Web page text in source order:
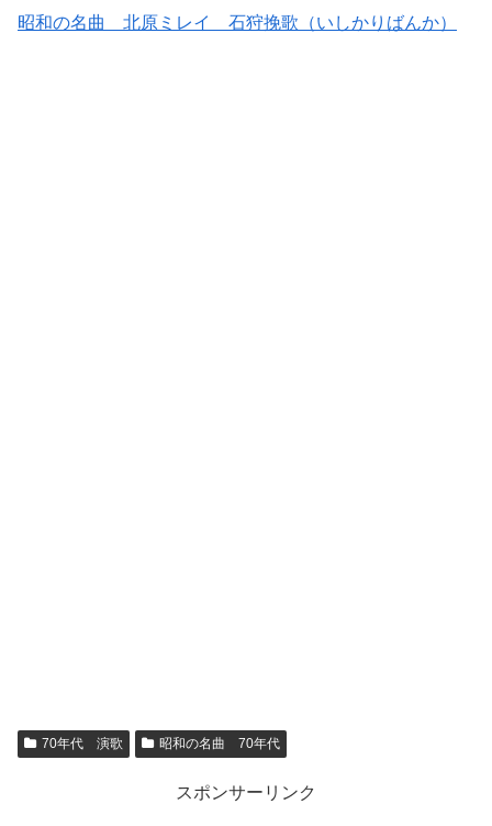
昭和の名曲 北原ミレイ 石狩挽歌（いしかりばんか）
70年代 演歌 昭和の名曲 70年代
スポンサーリンク